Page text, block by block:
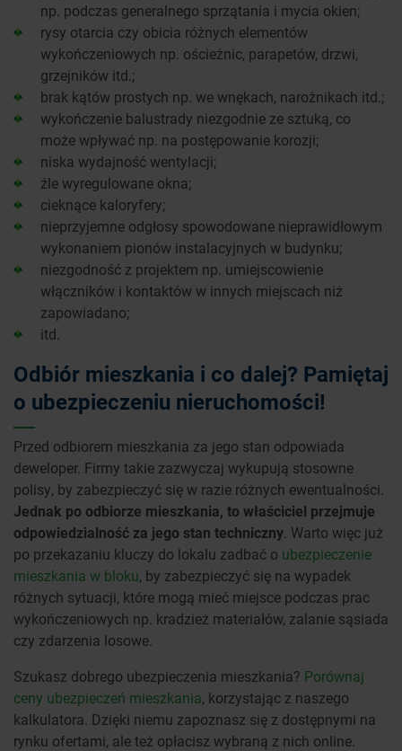
np. podczas generalnego sprzątania i mycia okien;
rysy otarcia czy obicia różnych elementów
wykończeniowych np. ościeżnic, parapetów, drzwi,
grzejników itd.;
brak kątów prostych np. we wnękach, narożnikach itd.;
wykończenie balustrady niezgodnie ze sztuką, co
może wpływać np. na postępowanie korozji;
niska wydajność wentylacji;
źle wyregulowane okna;
cieknące kaloryfery;
nieprzyjemne odgłosy spowodowane nieprawidłowym
wykonaniem pionów instalacyjnych w budynku;
niezgodność z projektem np. umiejscowienie
włączników i kontaktów w innych miejscach niż
zapowiadano;
itd.
Odbiór mieszkania i co dalej? Pamiętaj
o ubezpieczeniu nieruchomości!
Przed odbiorem mieszkania za jego stan odpowiada
deweloper. Firmy takie zazwyczaj wykupują stosowne
polisy, by zabezpieczyć się w razie różnych ewentualności.
Jednak po odbiorze mieszkania, to właściciel przejmuje
odpowiedzialność za jego stan techniczny. Warto więc już
po przekazaniu kluczy do lokalu zadbać o ubezpieczenie
mieszkania w bloku, by zabezpieczyć się na wypadek
różnych sytuacji, które mogą mieć miejsce podczas prac
wykończeniowych np. kradzież materiałów, zalanie sąsiada
czy zdarzenia losowe.
Szukasz dobrego ubezpieczenia mieszkania? Porównaj
ceny ubezpieczeń mieszkania, korzystając z naszego
kalkulatora. Dzięki niemu zapoznasz się z dostępnymi na
rynku ofertami, ale też opłacisz wybraną z nich online.